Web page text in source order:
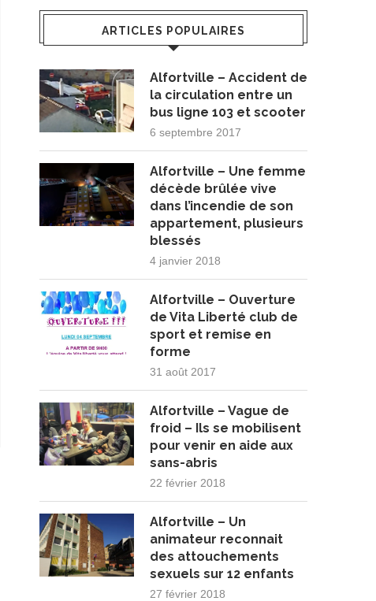
ARTICLES POPULAIRES
Alfortville – Accident de
la circulation entre un
bus ligne 103 et scooter
6 septembre 2017
Alfortville – Une femme
décède brûlée vive
dans l’incendie de son
appartement, plusieurs
blessés
4 janvier 2018
Alfortville – Ouverture
de Vita Liberté club de
sport et remise en
forme
31 août 2017
Alfortville – Vague de
froid – Ils se mobilisent
pour venir en aide aux
sans-abris
22 février 2018
Alfortville – Un
animateur reconnait
des attouchements
sexuels sur 12 enfants
27 février 2018